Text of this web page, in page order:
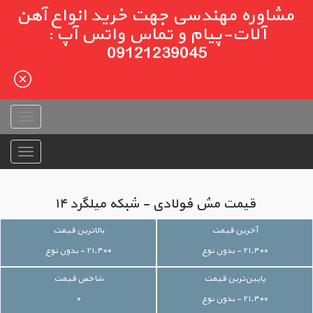
مشاوره مهندسی جهت خرید انواع آهن
آلات-پیام و تماس واتس آپ :
09121239045
قیمت مش فولادی - شبکه میلگرد ۱۴
آخرین قیمت
۲۱,۴۰۰ - بدون نوع
بالاترین قیمت
۲۱,۴۰۰ - بدون نوع
پایین‌ترین قیمت
۲۱,۴۰۰ - بدون نوع
شاخص قیمت
۰